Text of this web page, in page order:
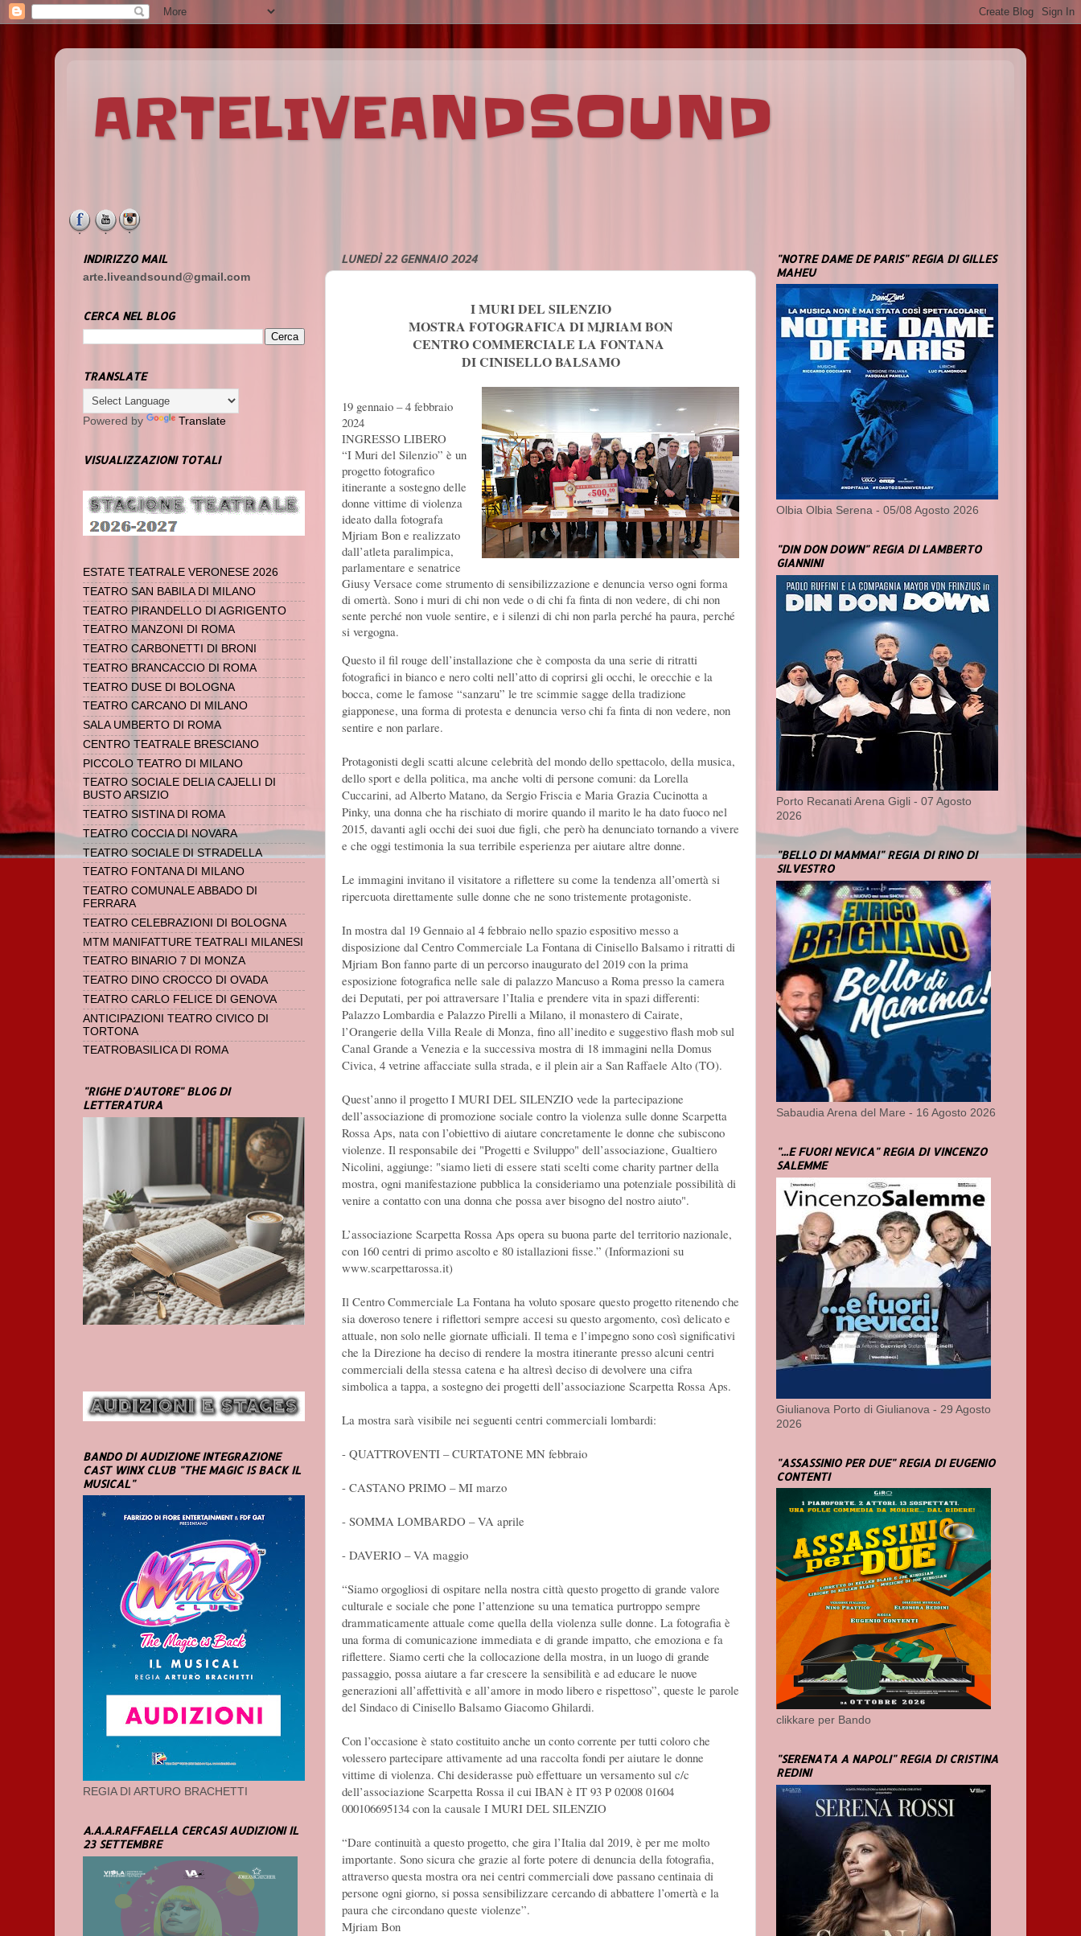
ARTELIVEANDSOUND
LUNEDÌ 22 GENNAIO 2024
I MURI DEL SILENZIO
MOSTRA FOTOGRAFICA DI MJRIAM BON
CENTRO COMMERCIALE LA FONTANA
DI CINISELLO BALSAMO
19 gennaio – 4 febbraio
2024
INGRESSO LIBERO
“I Muri del Silenzio” è un
progetto fotografico
itinerante a sostegno delle
donne vittime di violenza
ideato dalla fotografa
Mjriam Bon e realizzato
dall’atleta paralimpica,
parlamentare e senatrice
Giusy Versace come strumento di sensibilizzazione e denuncia verso ogni forma
di omertà. Sono i muri di chi non vede o di chi fa finta di non vedere, di chi non
sente perché non vuole sentire, e i silenzi di chi non parla perché ha paura, perché
si vergogna.
Questo il fil rouge dell’installazione che è composta da una serie di ritratti
fotografici in bianco e nero colti nell’atto di coprirsi gli occhi, le orecchie e la
bocca, come le famose “sanzaru” le tre scimmie sagge della tradizione
giapponese, una forma di protesta e denuncia verso chi fa finta di non vedere, non
sentire e non parlare.
Protagonisti degli scatti alcune celebrità del mondo dello spettacolo, della musica,
dello sport e della politica, ma anche volti di persone comuni: da Lorella
Cuccarini, ad Alberto Matano, da Sergio Friscia e Maria Grazia Cucinotta a
Pinky, una donna che ha rischiato di morire quando il marito le ha dato fuoco nel
2015, davanti agli occhi dei suoi due figli, che però ha denunciato tornando a vivere
e che oggi testimonia la sua terribile esperienza per aiutare altre donne.
Le immagini invitano il visitatore a riflettere su come la tendenza all’omertà si
ripercuota direttamente sulle donne che ne sono tristemente protagoniste.
In mostra dal 19 Gennaio al 4 febbraio nello spazio espositivo messo a
disposizione dal Centro Commerciale La Fontana di Cinisello Balsamo i ritratti di
Mjriam Bon fanno parte di un percorso inaugurato del 2019 con la prima
esposizione fotografica nelle sale di palazzo Mancuso a Roma presso la camera
dei Deputati, per poi attraversare l’Italia e prendere vita in spazi differenti:
Palazzo Lombardia e Palazzo Pirelli a Milano, il monastero di Cairate,
l’Orangerie della Villa Reale di Monza, fino all’inedito e suggestivo flash mob sul
Canal Grande a Venezia e la successiva mostra di 18 immagini nella Domus
Civica, 4 vetrine affacciate sulla strada, e il plein air a San Raffaele Alto (TO).
Quest’anno il progetto I MURI DEL SILENZIO vede la partecipazione
dell’associazione di promozione sociale contro la violenza sulle donne Scarpetta
Rossa Aps, nata con l’obiettivo di aiutare concretamente le donne che subiscono
violenze. Il responsabile dei "Progetti e Sviluppo" dell’associazione, Gualtiero
Nicolini, aggiunge: "siamo lieti di essere stati scelti come charity partner della
mostra, ogni manifestazione pubblica la consideriamo una potenziale possibilità di
venire a contatto con una donna che possa aver bisogno del nostro aiuto".
L’associazione Scarpetta Rossa Aps opera su buona parte del territorio nazionale,
con 160 centri di primo ascolto e 80 istallazioni fisse.” (Informazioni su
www.scarpettarossa.it)
Il Centro Commerciale La Fontana ha voluto sposare questo progetto ritenendo che
sia doveroso tenere i riflettori sempre accesi su questo argomento, così delicato e
attuale, non solo nelle giornate ufficiali. Il tema e l’impegno sono così significativi
che la Direzione ha deciso di rendere la mostra itinerante presso alcuni centri
commerciali della stessa catena e ha altresì deciso di devolvere una cifra
simbolica a tappa, a sostegno dei progetti dell’associazione Scarpetta Rossa Aps.
La mostra sarà visibile nei seguenti centri commerciali lombardi:
- QUATTROVENTI – CURTATONE MN febbraio
- CASTANO PRIMO – MI marzo
- SOMMA LOMBARDO – VA aprile
- DAVERIO – VA maggio
“Siamo orgogliosi di ospitare nella nostra città questo progetto di grande valore
culturale e sociale che pone l’attenzione su una tematica purtroppo sempre
drammaticamente attuale come quella della violenza sulle donne. La fotografia è
una forma di comunicazione immediata e di grande impatto, che emoziona e fa
riflettere. Siamo certi che la collocazione della mostra, in un luogo di grande
passaggio, possa aiutare a far crescere la sensibilità e ad educare le nuove
generazioni all’affettività e all’amore in modo libero e rispettoso”, queste le parole
del Sindaco di Cinisello Balsamo Giacomo Ghilardi.
Con l’occasione è stato costituito anche un conto corrente per tutti coloro che
volessero partecipare attivamente ad una raccolta fondi per aiutare le donne
vittime di violenza. Chi desiderasse può effettuare un versamento sul c/c
dell’associazione Scarpetta Rossa il cui IBAN è IT 93 P 02008 01604
000106695134 con la causale I MURI DEL SILENZIO
“Dare continuità a questo progetto, che gira l’Italia dal 2019, è per me molto
importante. Sono sicura che grazie al forte potere di denuncia della fotografia,
attraverso questa mostra ora nei centri commerciali dove passano centinaia di
persone ogni giorno, si possa sensibilizzare cercando di abbattere l’omertà e la
paura che circondano queste violenze”.
Mjriam Bon
INDIRIZZO MAIL
arte.liveandsound@gmail.com
CERCA NEL BLOG
TRANSLATE
Powered by Translate
VISUALIZZAZIONI TOTALI
ESTATE TEATRALE VERONESE 2026
TEATRO SAN BABILA DI MILANO
TEATRO PIRANDELLO DI AGRIGENTO
TEATRO MANZONI DI ROMA
TEATRO CARBONETTI DI BRONI
TEATRO BRANCACCIO DI ROMA
TEATRO DUSE DI BOLOGNA
TEATRO CARCANO DI MILANO
SALA UMBERTO DI ROMA
CENTRO TEATRALE BRESCIANO
PICCOLO TEATRO DI MILANO
TEATRO SOCIALE DELIA CAJELLI DI
BUSTO ARSIZIO
TEATRO SISTINA DI ROMA
TEATRO COCCIA DI NOVARA
TEATRO SOCIALE DI STRADELLA
TEATRO FONTANA DI MILANO
TEATRO COMUNALE ABBADO DI
FERRARA
TEATRO CELEBRAZIONI DI BOLOGNA
MTM MANIFATTURE TEATRALI MILANESI
TEATRO BINARIO 7 DI MONZA
TEATRO DINO CROCCO DI OVADA
TEATRO CARLO FELICE DI GENOVA
ANTICIPAZIONI TEATRO CIVICO DI
TORTONA
TEATROBASILICA DI ROMA
"RIGHE D'AUTORE" BLOG DI
LETTERATURA
BANDO DI AUDIZIONE INTEGRAZIONE
CAST WINX CLUB "THE MAGIC IS BACK IL
MUSICAL"
REGIA DI ARTURO BRACHETTI
A.A.A.RAFFAELLA CERCASI AUDIZIONI IL
23 SETTEMBRE
"NOTRE DAME DE PARIS" REGIA DI GILLES
MAHEU
Olbia Olbia Serena - 05/08 Agosto 2026
"DIN DON DOWN" REGIA DI LAMBERTO
GIANNINI
Porto Recanati Arena Gigli - 07 Agosto
2026
"BELLO DI MAMMA!" REGIA DI RINO DI
SILVESTRO
Sabaudia Arena del Mare - 16 Agosto 2026
"...E FUORI NEVICA" REGIA DI VINCENZO
SALEMME
Giulianova Porto di Giulianova - 29 Agosto
2026
"ASSASSINIO PER DUE" REGIA DI EUGENIO
CONTENTI
clikkare per Bando
"SERENATA A NAPOLI" REGIA DI CRISTINA
REDINI